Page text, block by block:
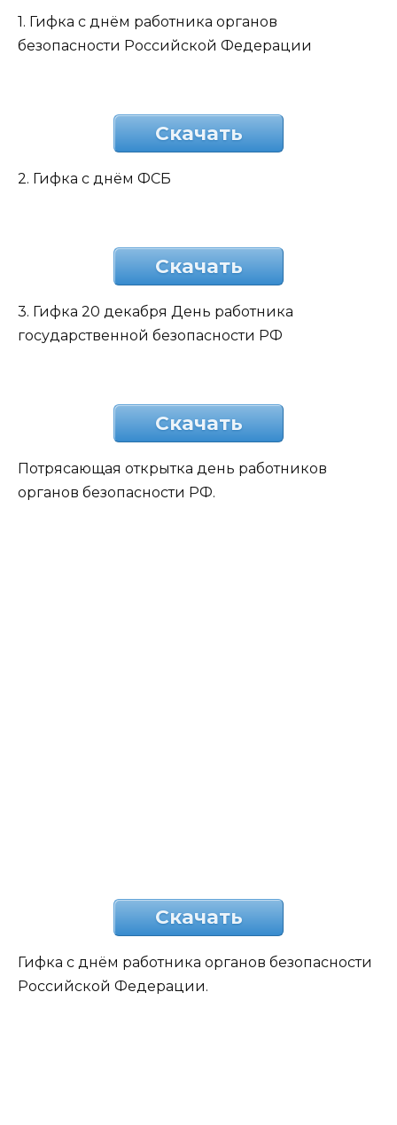
1. Гифка с днём работника органов
безопасности Российской Федерации
Скачать
2. Гифка с днём ФСБ
Скачать
3. Гифка 20 декабря День работника
государственной безопасности РФ
Скачать
Потрясающая открытка день работников
органов безопасности РФ.
Скачать
Гифка с днём работника органов безопасности
Российской Федерации.